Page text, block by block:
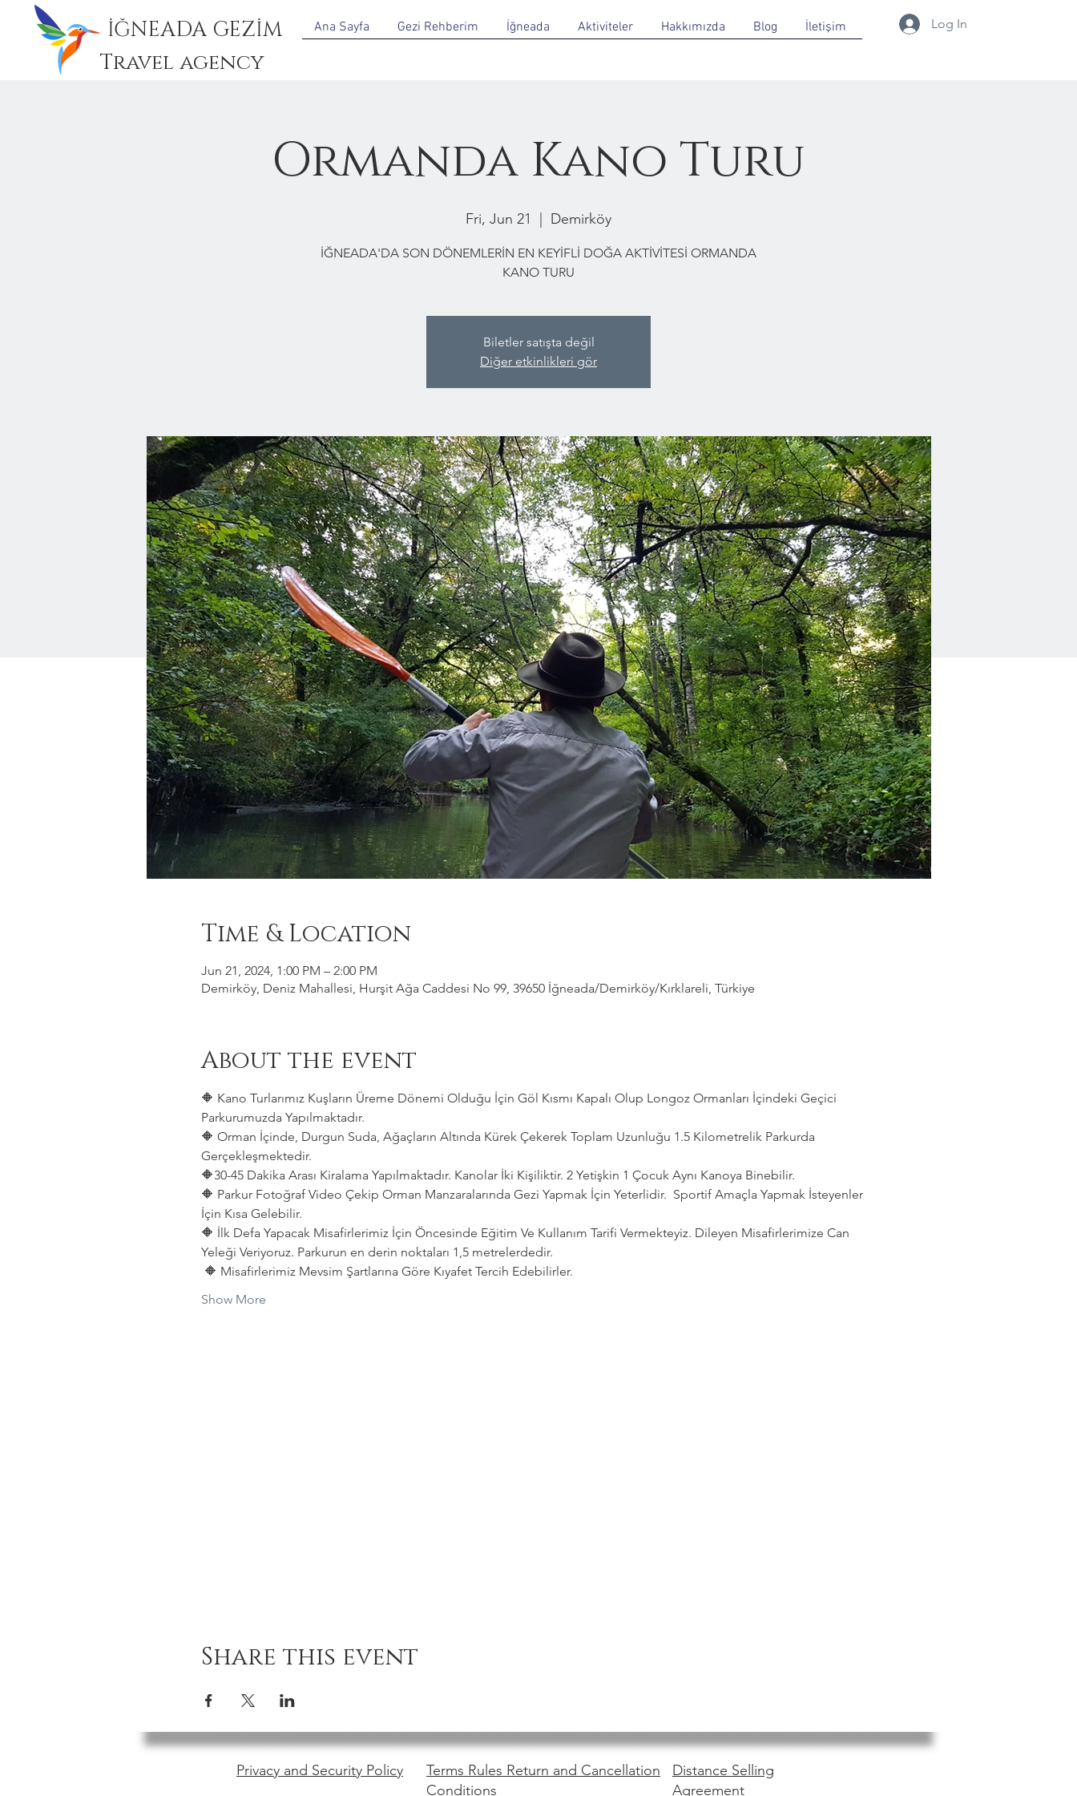
İĞNEADA GEZİM
Travel agency
Ana Sayfa Gezi Rehberim İğneada Aktiviteler Hakkımızda Blog İletişim Log In
Ormanda Kano Turu
Fri, Jun 21 Demirköy
İĞNEADA'DA SON DÖNEMLERİN EN KEYİFLİ DOĞA AKTİVİTESİ ORMANDA
KANO TURU
Biletler satışta değil
Diğer etkinlikleri gör
Time & Location
Jun 21, 2024, 1:00 PM – 2:00 PM
Demirköy, Deniz Mahallesi, Hurşit Ağa Caddesi No 99, 39650 İğneada/Demirköy/Kırklareli, Türkiye
About the event
🔶 Kano Turlarımız Kuşların Üreme Dönemi Olduğu İçin Göl Kısmı Kapalı Olup Longoz Ormanları İçindeki Geçici
Parkurumuzda Yapılmaktadır.
🔶 Orman İçinde, Durgun Suda, Ağaçların Altında Kürek Çekerek Toplam Uzunluğu 1.5 Kilometrelik Parkurda
Gerçekleşmektedir.
🔶30-45 Dakika Arası Kiralama Yapılmaktadır. Kanolar İki Kişiliktir. 2 Yetişkin 1 Çocuk Aynı Kanoya Binebilir.
🔶 Parkur Fotoğraf Video Çekip Orman Manzaralarında Gezi Yapmak İçin Yeterlidir.  Sportif Amaçla Yapmak İsteyenler
İçin Kısa Gelebilir.
🔶 İlk Defa Yapacak Misafirlerimiz İçin Öncesinde Eğitim Ve Kullanım Tarifi Vermekteyiz. Dileyen Misafirlerimize Can
Yeleği Veriyoruz. Parkurun en derin noktaları 1,5 metrelerdedir.
🔶 Misafirlerimiz Mevsim Şartlarına Göre Kıyafet Tercih Edebilirler.
Show More
Share this event
Privacy and Security Policy
Terms Rules Return and Cancellation
Conditions
Distance Selling
Agreement